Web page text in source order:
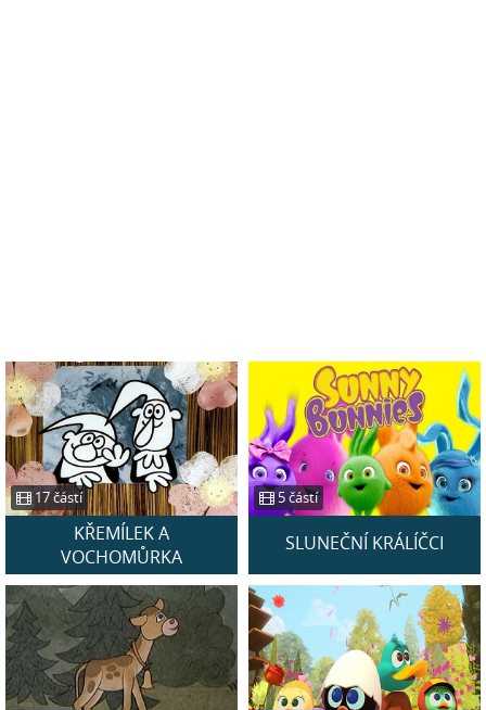
17 částí
KŘEMÍLEK A
VOCHOMŮRKA
5 částí
SLUNEČNÍ KRÁLÍČCI